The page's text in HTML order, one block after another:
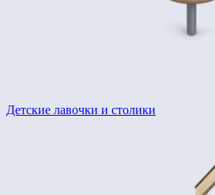
Детские лавочки и столики